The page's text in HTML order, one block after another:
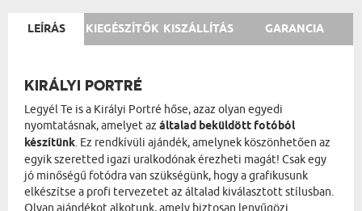
LEÍRÁS KIEGÉSZÍTŐK KISZÁLLÍTÁS GARANCIA
KIRÁLYI PORTRÉ
Legyél Te is a Királyi Portré hőse, azaz olyan egyedi
nyomtatásnak, amelyet az általad beküldött fotóból
készítünk. Ez rendkívüli ajándék, amelynek köszönhetően az
egyik szeretted igazi uralkodónak érezheti magát! Csak egy
jó minőségű fotódra van szükségünk, hogy a grafikusunk
elkészítse a profi tervezetet az általad kiválasztott stílusban.
Olyan ajándékot alkotunk, amely biztosan lenyűgözi